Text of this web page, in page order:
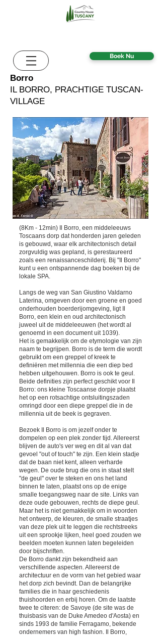
Boek Nu
Borro
IL BORRO, PRACHTIGE TUSCAN-
VILLAGE
(8Km - 12min) Il Borro, een middeleeuws
Toscaans dorp dat honderden jaren geleden
is gebouwd, waar elk architectonisch detail
zorgvuldig was gepland, is gerestaureerd
zoals een renaissanceschilderij. Bij "Il Borro"
kunt u een ontspannende dag boeken bij de
lokale SPA.
Langs de weg van San Giustino Valdarno
Laterina, omgeven door een groene en goed
onderhouden boerderijomgeving, ligt Il
Borro, een klein en oud architectonisch
juweel uit de middeleeuwen (het wordt al
genoemd in een document uit 1039).
Het is gemakkelijk om de etymologie van zijn
naam te begrijpen. Borro is de term die wordt
gebruikt om een greppel of kreek te
definiëren met millennia die een diep bed
hebben uitgehouwen. Borro is ook te geul.
Beide definities zijn perfect geschikt voor Il
Borro: ons kleine Toscaanse dorpje plaatst
het op een rotsachtige ontsluitingszaden
omringd door een diepe greppel die in de
millennia uit de beek is gegraven.
Bezoek Il Borro is om jezelf onder te
dompelen op een plek zonder tijd. Allereerst
blijven de auto's ver weg en dit al van dat
gevoel "out of touch" te zijn. Een klein stadje
dat de baan niet kent, alleen verharde
wegen. De oude brug die ons in staat stelt
"de geul" over te steken en ons het land
binnen te laten, plaatst ons op de enige
smalle toegangsweg naar de site. Links van
deze oude gebouwen, rechts de diepe geul.
Maar het is niet gemakkelijk om in woorden
het ontwerp, de kleuren, de smalle straatjes
van deze plek uit te leggen die rechtstreeks
uit een sprookje lijken, heel goed zouden we
beelden moeten kunnen laten begeleiden
door bijschriften.
De Borro dankt zijn bekendheid aan
verschillende aspecten. Allereerst de
architectuur en de vorm van het gebied waar
het dorp zich bevindt. Dan de belangrijke
families die in haar geschiedenis
thuishoorden en erbij horen. Om de laatste
twee te citeren: de Savoye (de site was de
thuisbasis van de Duke Amedeo d'Aosta) en
sinds 1993 de familie Ferragamo, bekende
ondernemers van high fashion. Il Borro,